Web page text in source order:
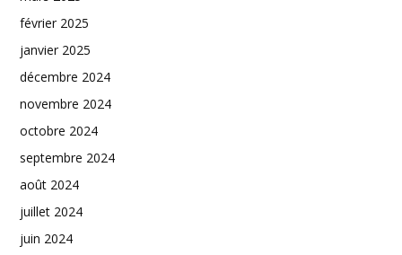
février 2025
janvier 2025
décembre 2024
novembre 2024
octobre 2024
septembre 2024
août 2024
juillet 2024
juin 2024